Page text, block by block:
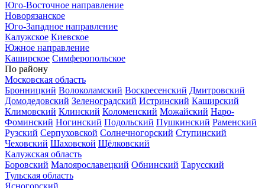
Юго-Восточное направление
Новорязанское
Юго-Западное направление
Калужское Киевское
Южное направление
Каширское Симферопольское
По району
Московская область
Бронницкий Волоколамский Воскресенский Дмитровский
Домодедовский Зеленоградский Истринский Каширский
Климовский Клинский Коломенский Можайский Наро-
Фоминский Ногинский Подольский Пушкинский Раменский
Рузский Серпуховской Солнечногорский Ступинский
Чеховский Шаховской Щёлковский
Калужская область
Боровский Малоярославецкий Обнинский Тарусский
Тульская область
Ясногорский